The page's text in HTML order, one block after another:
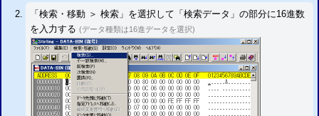
「検索・移動 ＞ 検索」を選択して「検索データ」の部分に16進数
を入力する (データ種類は16進データを選択)